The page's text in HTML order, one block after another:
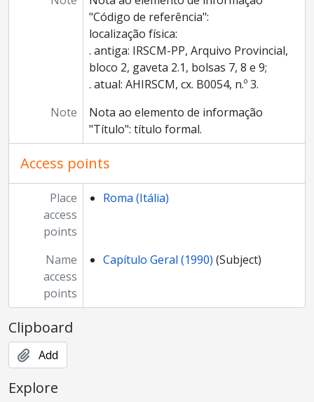
"Código de referência":
localização física:
. antiga: IRSCM-PP, Arquivo Provincial,
bloco 2, gaveta 2.1, bolsas 7, 8 e 9;
. atual: AHIRSCM, cx. B0054, n.º 3.
Note
Nota ao elemento de informação
"Título": título formal.
Access points
Place
access
points
Roma (Itália)
Name
access
points
Capítulo Geral (1990) (Subject)
Clipboard
Add
Explore